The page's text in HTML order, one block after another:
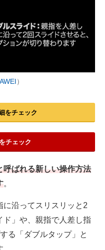
）
をチェック
チェック
呼ばれる新しい操作方法
。
沿ってスリスリッと2
ド」や、親指で人差し指
る「ダブルタップ」と